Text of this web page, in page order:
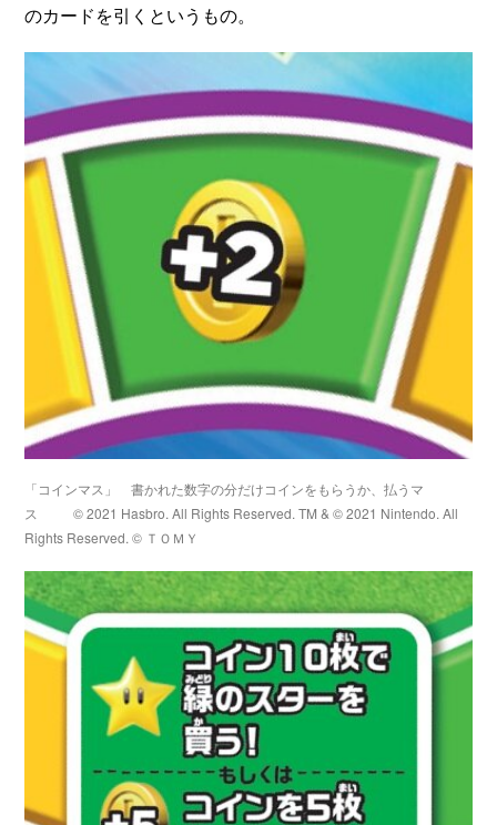
のカードを引くというもの。
「コインマス」 書かれた数字の分だけコインをもらうか、払うマ
ス
© 2021 Hasbro. All Rights Reserved. TM & © 2021 Nintendo. All
Rights Reserved. © ＴＯＭＹ